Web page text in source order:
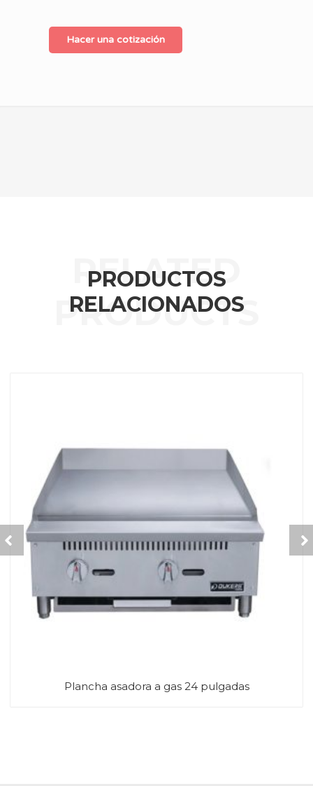
Hacer una cotización
PRODUCTOS
RELACIONADOS
Plancha asadora a gas 24 pulgadas